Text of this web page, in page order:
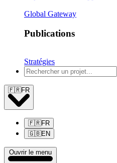
Global Gateway
Publications
Stratégies
🇫🇷FR
🇫🇷FR
🇬🇧EN
Ouvrir le menu